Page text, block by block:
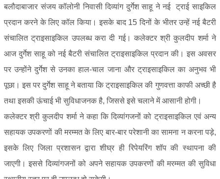
बलौदाबाजार संजय कॉलोनी निवासी दिव्यांग दुर्गेश साहू ने नई ट्राई साइकिल
प्रदान करने के लिए कॉल किया। इसके बाद 15 दिनों के भीतर उन्हें नई बैटरी
संचालित ट्राइसाइकिल उपलब्ध करा दी गई। कलेक्टर श्री कुलदीप शर्मा ने
आज दुर्गेश साहू को नई बैटरी संचालित ट्राइसाइकिल प्रदान की। इस अवसर
पर उन्होंने दुर्गेश से उनका हाल-चाल जाना और ट्राइसाइकिल का अनुभव भी
पूछा। इस पर दुर्गेश साहू ने बताया कि ट्राइसाइकिल की गुणवत्ता काफी अच्छी है
तथा इसकी ऊंचाई भी सुविधाजनक है, जिससे इसे चलाने में आसानी होगी।
कलेक्टर श्री कुलदीप शर्मा ने कहा कि दिव्यांगजनों को ट्राइसाइकिल एवं अन्य
सहायक उपकरणों की मरम्मत के लिए बार-बार परेशानी का सामना न करना पड़े,
इसके लिए जिला प्रशासन द्वारा शीघ्र ही रिपेयरिंग शॉप की स्थापना की
जाएगी। इससे दिव्यांगजनों को अपने सहायक उपकरणों की मरम्मत की सुविधा